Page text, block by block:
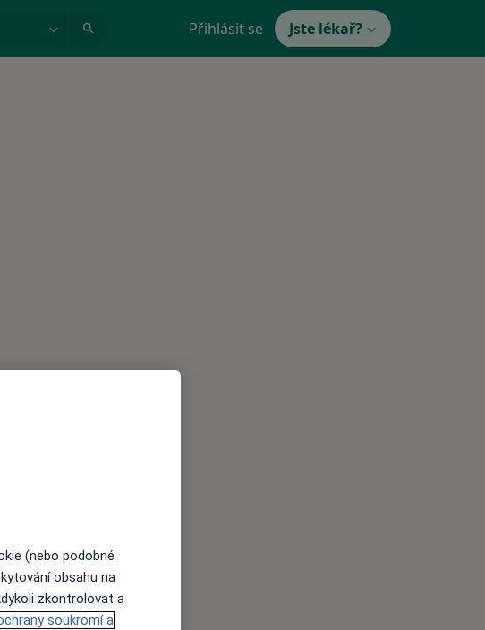
Přihlásit se Jste lékař?
(nebo podobné
obsahu na
zkontrolovat a
soukromí a